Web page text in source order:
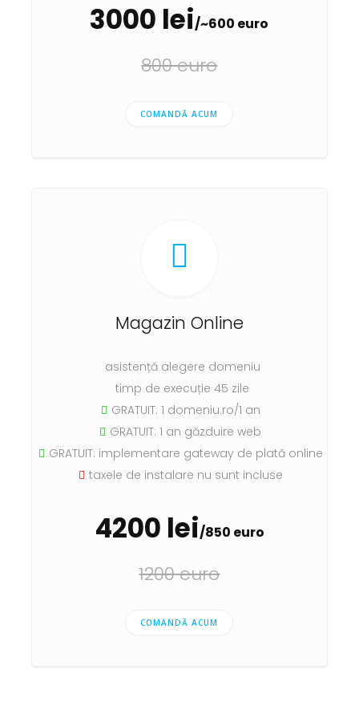
3000 lei/~600 euro
800 euro
COMANDĂ ACUM
Magazin Online
asistență alegere domeniu
timp de execuție 45 zile
GRATUIT: 1 domeniu.ro/1 an
GRATUIT: 1 an găzduire web
GRATUIT: implementare gateway de plată online
taxele de instalare nu sunt incluse
4200 lei/850 euro
1200 euro
COMANDĂ ACUM